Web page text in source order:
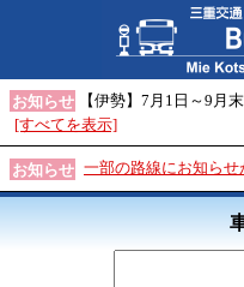
お知らせ
【伊勢】7月1日～9月
[すべてを表示]
お知らせ 一部の路線にお知らせ